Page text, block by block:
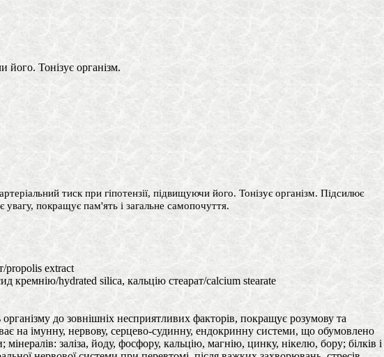
його. Тонізує організм.
тиск при гіпотензії, підвищуючи його. Тонізує організм. Підсилює
увагу, покращує пам'ять і загальне самопочуття.
propolis extract
кремнію/hydrated silica, кальцію стеарат/calcium stearate
до зовнішніх несприятливих факторів, покращує розумову та
на імунну, нервову, серцево-судинну, ендокринну системи, що обумовлено
заліза, йоду, фосфору, кальцію, магнію, цинку, нікелю, бору; білків і